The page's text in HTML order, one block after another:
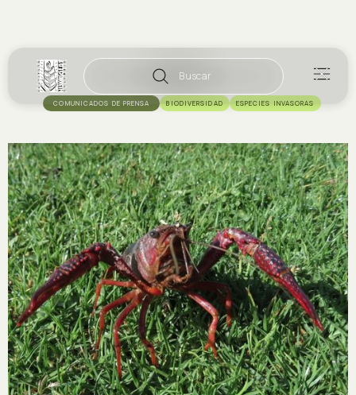
Buscar
COMUNICADOS DE PRENSA BIODIVERSIDAD ESPECIES INVASORAS